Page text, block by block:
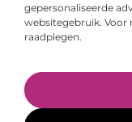
gepersonaliseerde
websitegebruik.
raadplegen.
Onze informatie